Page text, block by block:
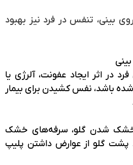
بینی، تنفس در فرد نیز بهبود
در اثر ایجاد عفونت، آلرژی یا
باشد، نفس کشیدن برای بیمار
شدن گلو، سرفه‌های خشک
گلو از عوارض داشتن پلیپ